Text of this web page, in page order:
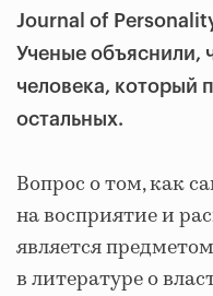
Journal of
Ученые объяснили,
человека, который
остальных.
Вопрос о том, как
на восприятие и
является
в литературе о